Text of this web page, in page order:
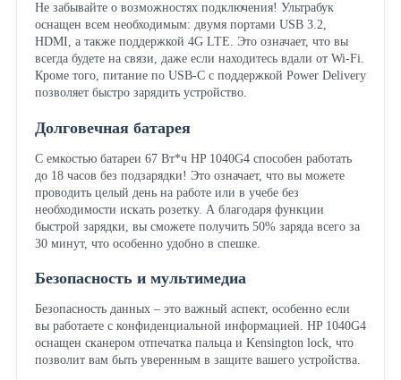
Не забывайте о возможностях подключения! Ультрабук
оснащен всем необходимым: двумя портами USB 3.2,
HDMI, а также поддержкой 4G LTE. Это означает, что вы
всегда будете на связи, даже если находитесь вдали от Wi-Fi.
Кроме того, питание по USB-C с поддержкой Power Delivery
позволяет быстро зарядить устройство.
Долговечная батарея
С емкостью батареи 67 Вт*ч HP 1040G4 способен работать
до 18 часов без подзарядки! Это означает, что вы можете
проводить целый день на работе или в учебе без
необходимости искать розетку. А благодаря функции
быстрой зарядки, вы сможете получить 50% заряда всего за
30 минут, что особенно удобно в спешке.
Безопасность и мультимедиа
Безопасность данных – это важный аспект, особенно если
вы работаете с конфиденциальной информацией. HP 1040G4
оснащен сканером отпечатка пальца и Kensington lock, что
позволит вам быть уверенным в защите вашего устройства.